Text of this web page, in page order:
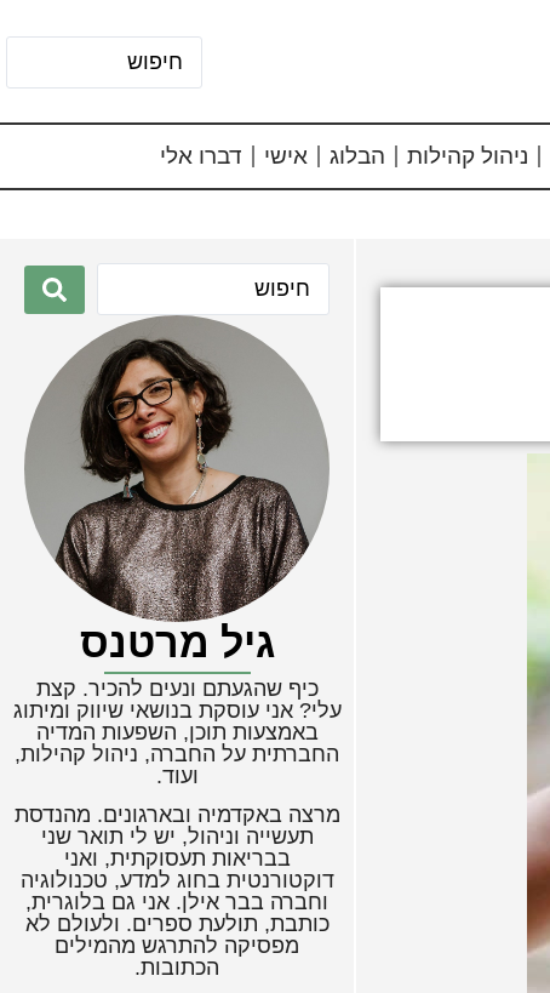
ניהול קהילות הבלוג אישי דברו אלי
גיל מרטנס
כיף שהגעתם ונעים להכיר. קצת
עלי? אני עוסקת בנושאי שיווק ומיתוג
באמצעות תוכן, השפעות המדיה
החברתית על החברה, ניהול קהילות,
ועוד.
מרצה באקדמיה ובארגונים. מהנדסת
תעשייה וניהול, יש לי תואר שני
בבריאות תעסוקתית, ואני
דוקטורנטית בחוג למדע, טכנולוגיה
וחברה בבר אילן. אני גם בלוגרית,
כותבת, תולעת ספרים. ולעולם לא
מפסיקה להתרגש מהמילים
הכתובות.